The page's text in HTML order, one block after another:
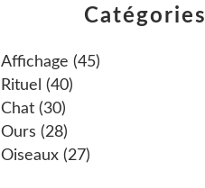
Catégories
Affichage (45)
Rituel (40)
Chat (30)
Ours (28)
Oiseaux (27)